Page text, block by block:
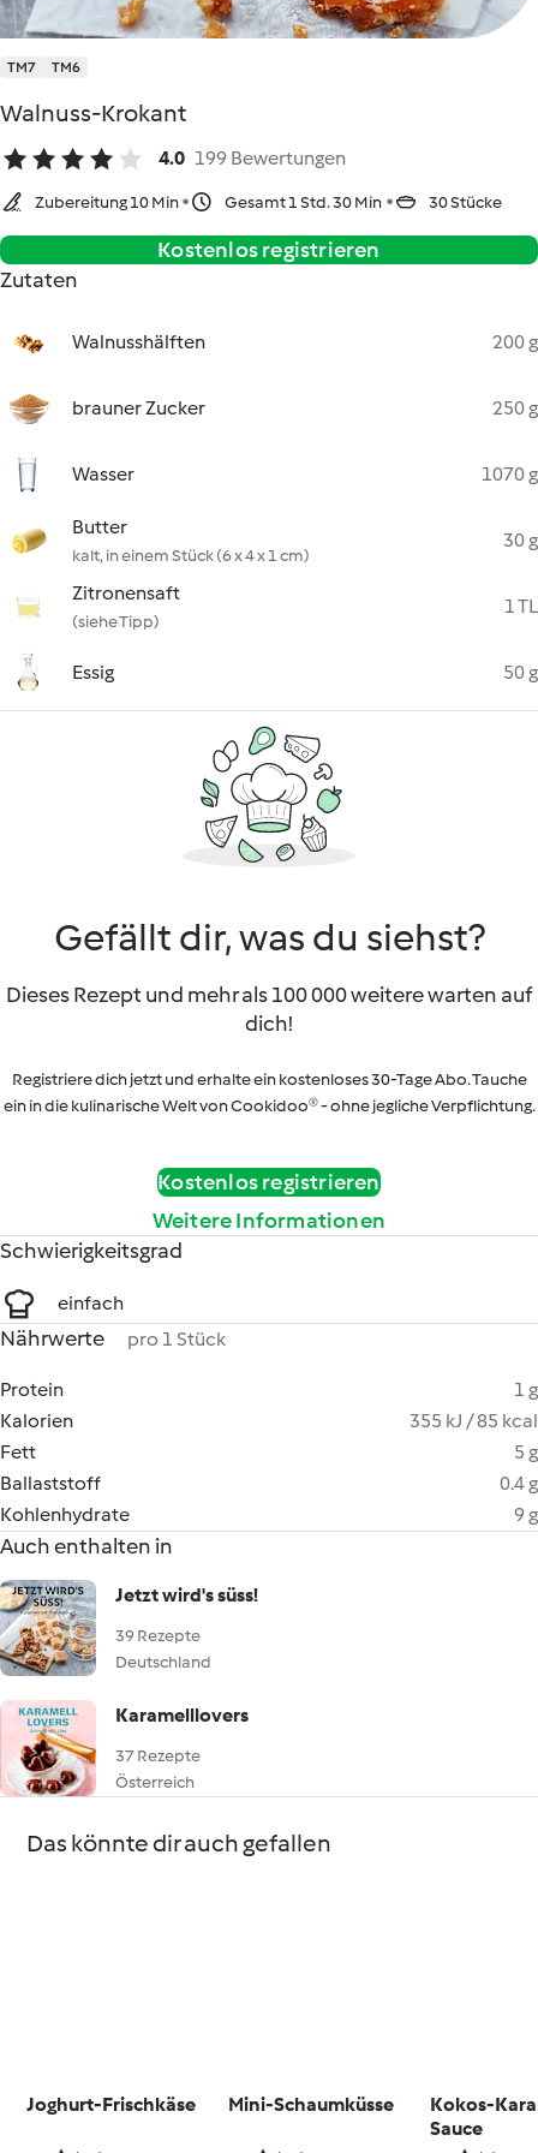
TM7 TM6
Walnuss-Krokant
4.0 199 Bewertungen
Zubereitung 10 Min Gesamt 1 Std. 30 Min 30 Stücke
Kostenlos registrieren
Zutaten
Walnusshälften 200 g
brauner Zucker 250 g
Wasser 1070 g
Butter
kalt, in einem Stück (6 x 4 x 1 cm)
30 g
Zitronensaft
(siehe Tipp)
1 TL
Essig 50 g
Gefällt dir, was du siehst?
Dieses Rezept und mehr als 100 000 weitere warten auf
dich!
Registriere dich jetzt und erhalte ein kostenloses 30-Tage Abo. Tauche
ein in die kulinarische Welt von Cookidoo® - ohne jegliche Verpflichtung.
Kostenlos registrieren
Weitere Informationen
Schwierigkeitsgrad
einfach
Nährwerte pro 1 Stück
Protein
1 g
Kalorien
355 kJ / 85 kcal
Fett
5 g
Ballaststoff
0.4 g
Kohlenhydrate
9 g
Auch enthalten in
Jetzt wird's süss!
39 Rezepte
Deutschland
Karamelllovers
37 Rezepte
Österreich
Das könnte dir auch gefallen
Joghurt-Frischkäse Mini-Schaumküsse
Kokos-
Sauce